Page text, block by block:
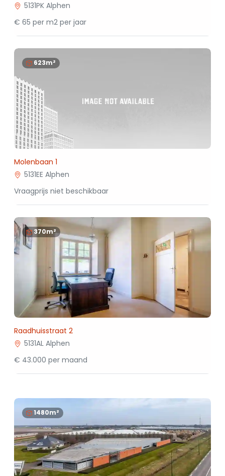
5131PK Alphen
€ 65 per m2 per jaar
623m²
Molenbaan 1
5131EE Alphen
Vraagprijs niet beschikbaar
370m²
Raadhuisstraat 2
5131AL Alphen
€ 43.000 per maand
1480m²